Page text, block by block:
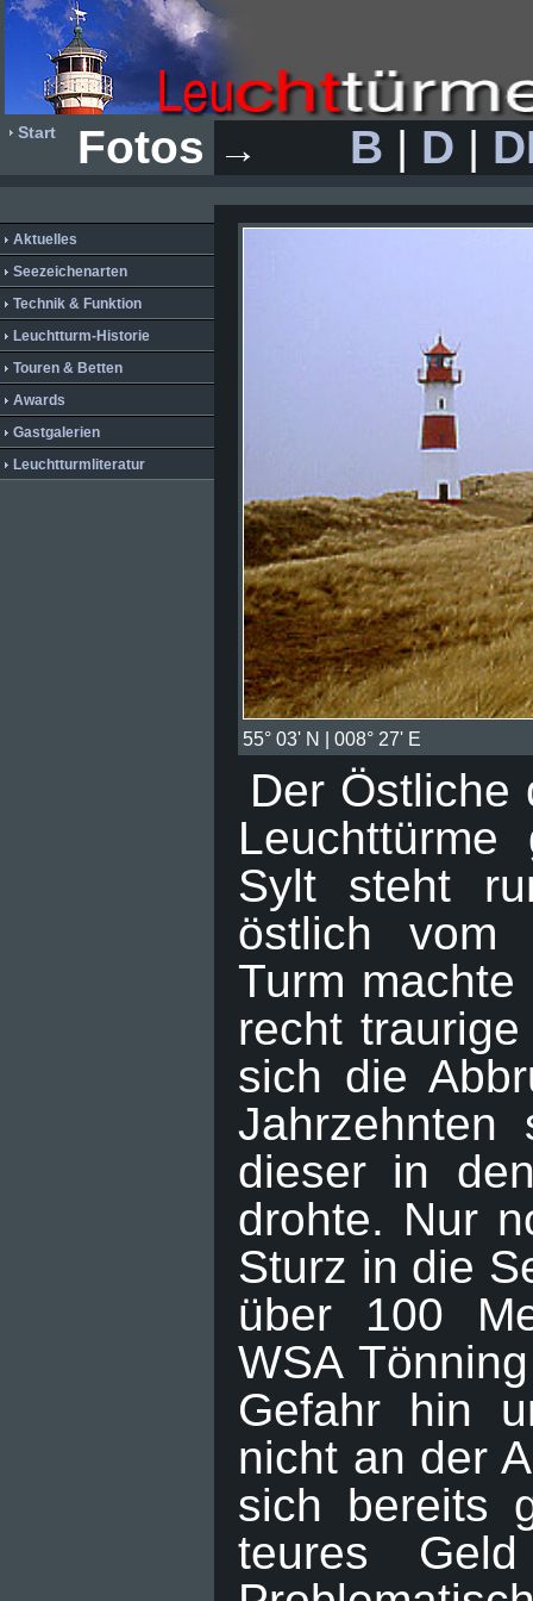
Start Fotos → B | D |
Aktuelles
Seezeichenarten
Technik & Funktion
Leuchtturm-Historie
Touren & Betten
Awards
Gastgalerien
Leuchtturmliteratur
55° 03' N | 008° 27' E
Der Östliche
Sylt steht
östlich
Turm
recht
sich die
Jahrzehnten
dieser in
drohte. Nur
Sturz in die
über 100
WSA
Gefahr hin
nicht an der
sich bereits
teures